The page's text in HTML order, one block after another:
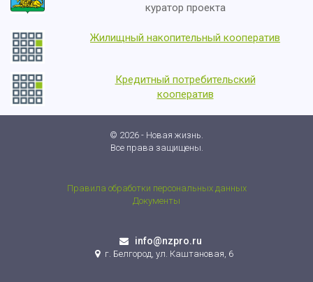
куратор проекта
Жилищный накопительный кооператив
Кредитный потребительский
кооператив
© 2026 - Новая жизнь.
Все права защищены.
Правила обработки персональных данных
Документы
info@nzpro.ru
г. Белгород, ул. Каштановая, 6